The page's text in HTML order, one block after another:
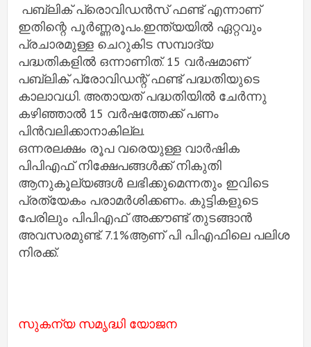
പബ്ലിക് പ്രൊവിഡൻസ് ഫണ്ട് എന്നാണ്
ഇതിന്റെ പൂർണ്ണരൂപം.ഇന്ത്യയില്‍ ഏറ്റവും
പ്രചാരമുള്ള ചെറുകിട സമ്പാദ്യ
പദ്ധതികളില്‍ ഒന്നാണിത്. 15 വര്‍ഷമാണ്
പബ്ലിക് പ്രോവിഡന്റ് ഫണ്ട് പദ്ധതിയുടെ
കാലാവധി. അതായത് പദ്ധതിയില്‍ ചേര്‍ന്നു
കഴിഞ്ഞാല്‍ 15 വര്‍ഷത്തേക്ക് പണം
പിന്‍വലിക്കാനാകില്ല.
ഒന്നരലക്ഷം രൂപ വരെയുള്ള വാര്‍ഷിക
പിപിഎഫ് നിക്ഷേപങ്ങള്‍ക്ക് നികുതി
ആനുകൂല്യങ്ങള്‍ ലഭിക്കുമെന്നതും ഇവിടെ
പ്രത്യേകം പരാമര്‍ശിക്കണം. കുട്ടികളുടെ
പേരിലും പിപിഎഫ് അക്കൗണ്ട് തുടങ്ങാന്‍
അവസരമുണ്ട്. 7.1%ആണ് പി പിഎഫിലെ പലിശ
നിരക്ക്.
സുകന്യ സമൃദ്ധി യോജന